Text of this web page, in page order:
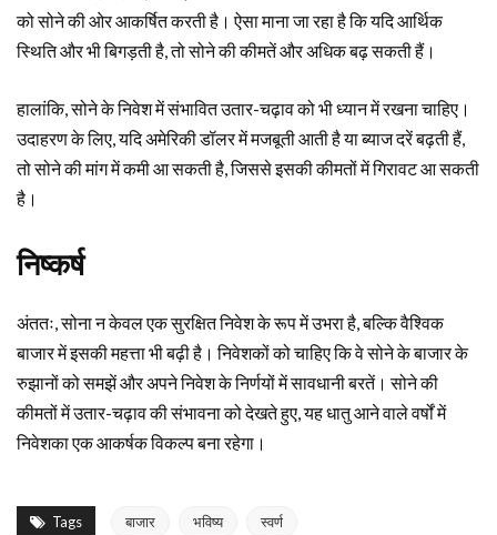
को सोने की ओर आकर्षित करती है। ऐसा माना जा रहा है कि यदि आर्थिक
स्थिति और भी बिगड़ती है, तो सोने की कीमतें और अधिक बढ़ सकती हैं।
हालांकि, सोने के निवेश में संभावित उतार-चढ़ाव को भी ध्यान में रखना चाहिए।
उदाहरण के लिए, यदि अमेरिकी डॉलर में मजबूती आती है या ब्याज दरें बढ़ती हैं,
तो सोने की मांग में कमी आ सकती है, जिससे इसकी कीमतों में गिरावट आ सकती
है।
निष्कर्ष
अंततः, सोना न केवल एक सुरक्षित निवेश के रूप में उभरा है, बल्कि वैश्विक
बाजार में इसकी महत्ता भी बढ़ी है। निवेशकों को चाहिए कि वे सोने के बाजार के
रुझानों को समझें और अपने निवेश के निर्णयों में सावधानी बरतें। सोने की
कीमतों में उतार-चढ़ाव की संभावना को देखते हुए, यह धातु आने वाले वर्षों में
निवेशका एक आकर्षक विकल्प बना रहेगा।
Tags बाजार भविष्य स्वर्ण